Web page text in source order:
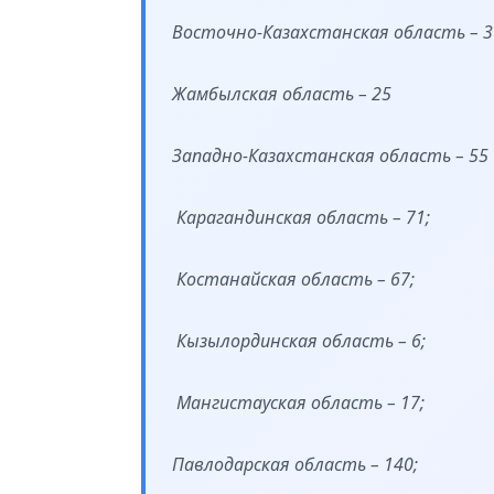
Восточно-Казахстанская область –
Жамбылская область – 25
Западно-Казахстанская область – 55
Карагандинская область – 71;
Костанайская область – 67;
Кызылординская область – 6;
Мангистауская область – 17;
Павлодарская область – 140;